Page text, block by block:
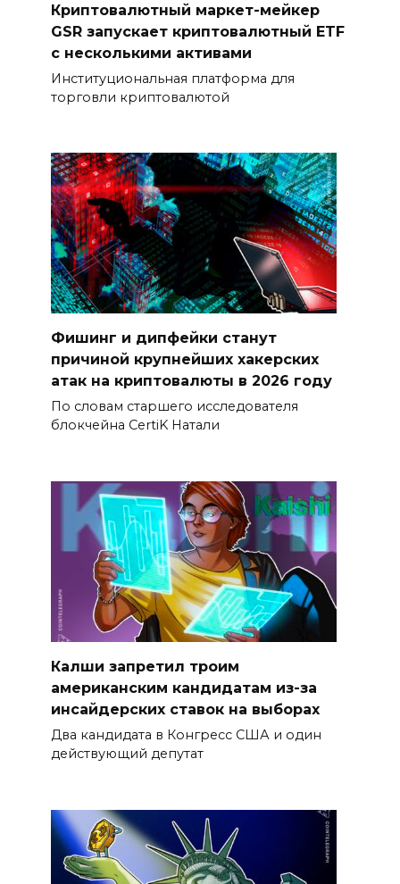
Криптовалютный маркет-мейкер
GSR запускает криптовалютный ETF
с несколькими активами
Институциональная платформа для
торговли криптовалютой
Фишинг и дипфейки станут
причиной крупнейших хакерских
атак на криптовалюты в 2026 году
По словам старшего исследователя
блокчейна CertiK Натали
Калши запретил троим
американским кандидатам из-за
инсайдерских ставок на выборах
Два кандидата в Конгресс США и один
действующий депутат